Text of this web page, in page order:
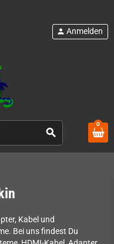
search
person Anmelden
0
Kabel und
Bei uns findest Du